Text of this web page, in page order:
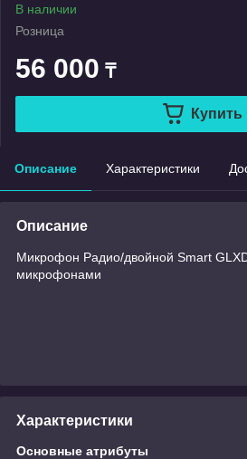
В наличии
Розница
56 000 ₸
Купить
Описание Характеристики
Описание
Микрофон Радио/двойной Smart
микрофонами
Характеристики
Основные атрибуты